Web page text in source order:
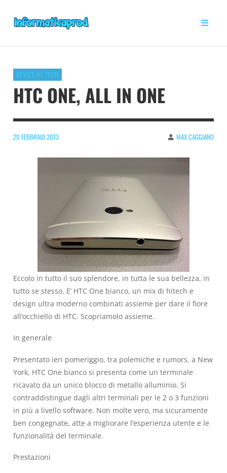
DEVICE HI TECH
HTC ONE, ALL IN ONE
20 FEBBRAIO 2013 MAX CAGGIANO
Eccolo in tutto il suo splendore, in tutta le sua bellezza, in
tutto se stesso. E’ HTC One bianco, un mix di hitech e
design ultra moderno combinati assieme per dare il fiore
all’occhiello di HTC. Scopriamolo assieme.
In generale
Presentato ieri pomeriggio, tra polemiche e rumors, a New
York, HTC One bianco si presenta come un terminale
ricavato da un unico blocco di metallo alluminio. Si
contraddistingue dagli altri terminali per le 2 o 3 funzioni
in più a livello software. Non molte vero, ma sicuramente
ben congegnate, atte a migliorare l’esperienza utente e le
funzionalità del terminale.
Prestazioni